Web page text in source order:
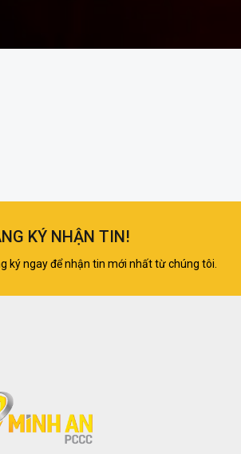
KÝ NHẬN TIN!
ký ngay để nhận tin mới nhất từ chúng tôi.